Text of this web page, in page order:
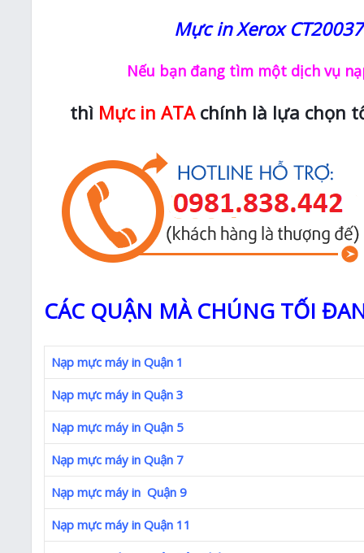
Mực in Xerox
Nếu bạn đang tìm một dịch vụ
thì Mực in ATAchính là lựa chọn
CÁC QUẬN MÀ CHÚNG TỐI
Nạp mực máy in Quận 1
Nạp mực máy in Quận 3
Nạp mực máy in Quận 5
Nạp mực máy in Quận 7
Nạp mực máy in Quận 9
Nạp mực máy in Quận 11